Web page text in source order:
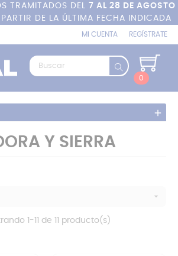
TRAMITADOS DEL 7 AL 28 DE AGOSTO
DE LA ÚLTIMA FECHA INDICADA
MI CUENTA REGÍSTRATE
0
Y SIERRA

1-11 de 11 producto(s)